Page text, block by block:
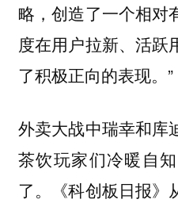
略，创造了一个相对
度在用户拉新、活跃
了积极正向的表现。”
外卖大战中瑞幸和库
茶饮玩家们冷暖自
了。《科创板日报》